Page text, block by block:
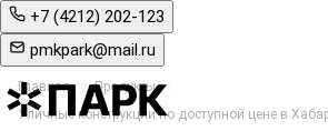
+7 (4212) 202-123
pmkpark@mail.ru
Главная
Продукты
Уличные конструкции по доступной цене в